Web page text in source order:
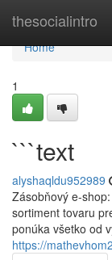
thesocialintro
Home
Home
1
```text
alyshaqldu952989
Zásobňový e-
sortiment tovaru
ponúka všetko od
https://